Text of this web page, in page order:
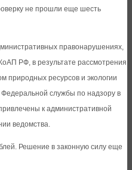
не прошли еще шесть
правонарушениях,
РФ, в результате рассмотрения
природных ресурсов и экологии
службы по надзору в
к административной
ведомства.
Решение в законную силу еще